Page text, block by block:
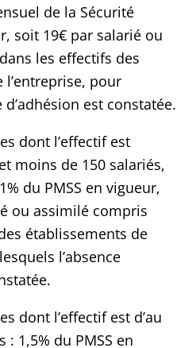
de la Sécurité
soit 19€ par salarié ou
les effectifs des
pour
d’adhésion est constatée.
dont l’effectif est
moins de 150 salariés,
du PMSS en vigueur,
ou assimilé compris
établissements de
l’absence
dont l’effectif est d’au
: 1,5% du PMSS en